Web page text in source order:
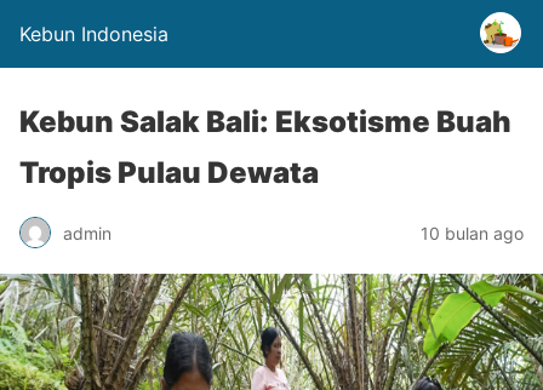
Kebun Indonesia
Kebun Salak Bali: Eksotisme Buah
Tropis Pulau Dewata
admin 10 bulan ago